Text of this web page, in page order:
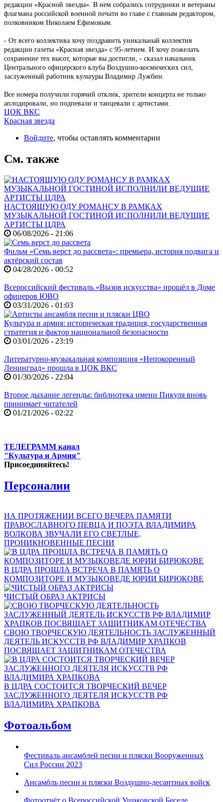
редакции «Красной звезды». В нем собрались сотрудники и ветераны
флагмана российской военной печати во главе с главным редактором,
полковником Николаем Ефимовым.
- От всего коллектива хочу поздравить уникальный коллектив
редакции газеты «Красная звезда» с 95-летием. И хочу пожелать
сохранение тех высот, которые вы достигли, - сказал начальник
Центрального офицерского клуба Воздушно-космических сил,
заслуженный работник культуры Владимир Лужбин.
Все номера получили горячий отклик, зрители концерта не только
аплодировали, но подпевали и танцевали с артистами.
ЦОК ВКС
Красная звезда
Войдите, чтобы оставлять комментарии
См. также
НАСТОЯЩУЮ ОДУ РОМАНСУ В РАМКАХ
МУЗЫКАЛЬНОЙ ГОСТИНОЙ ИСПОЛНИЛИ ВЕДУЩИЕ
АРТИСТЫ ЦДРА
06/08/2026 - 21:06
Фильм «Семь верст до рассвета»: премьера, история подвига и
актёрский состав
04/28/2026 - 00:52
Всероссийский фестиваль «Вызов искусства» прошёл в Доме
офицеров ЮВО
03/31/2026 - 01:03
Культура и армия: историческая традиция, государственная
стратегия и фактор национальной безопасности
03/01/2026 - 23:19
Литературно-музыкальная композиция «Непокоренный
Ленинград» прошла в ЦОК ВКС
01/30/2026 - 22:04
Второе дыхание легенды: библиотека имени Пикуля вновь
принимает читателей
01/21/2026 - 02:22
ТЕЛЕГРАММ канал
"Культура и Армия"
Присоединяйтесь!
Персоналии
НА ПРОТЯЖЕНИИ ВСЕГО ВЕЧЕРА ПАМЯТИ
ПРАВОСЛАВНОГО ПЕВЦА И ПОЭТА ВЛАДИМИРА
ВОЛКОВА ЗВУЧАЛИ ЕГО СВЕТЛЫЕ,
ПРОНИКНОВЕННЫЕ ПЕСНИ
В ЦДРА ПРОШЛА ВСТРЕЧА В ПАМЯТЬ О
КОМПОЗИТОРЕ И МУЗЫКОВЕДЕ ЮРИИ БИРЮКОВЕ
ЧИСТЫЙ ОБРАЗ АКТРИСЫ
СВОЮ ТВОРЧЕСКУЮ ДЕЯТЕЛЬНОСТЬ ЗАСЛУЖЕННЫЙ
ДЕЯТЕЛЬ ИСКУССТВ РФ ВЛАДИМИР ХРАПКОВ
ПОСВЯЩАЕТ ЗАЩИТНИКАМ ОТЕЧЕСТВА
В ЦДРА СОСТОИТСЯ ТВОРЧЕСКИЙ ВЕЧЕР
ЗАСЛУЖЕННОГО ДЕЯТЕЛЯ ИСКУССТВ РФ
ВЛАДИМИРА ХРАПКОВА
Фотоальбом
Фестиваль ансамблей песни и пляски Вооруженных
Сил России 2023
Ансамбль песни и пляски Воздушно-десантных войск
Фотоотчёт о Всероссийской Ушаковской Беседе